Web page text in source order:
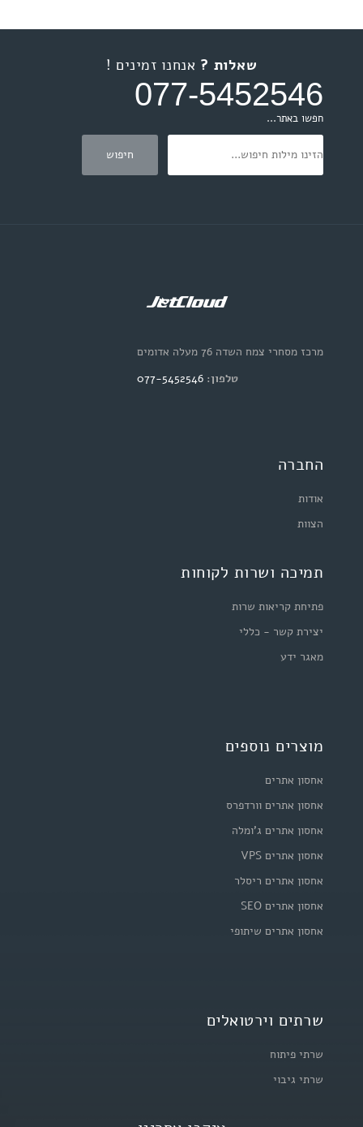
שאלות ? אנחנו זמינים !
077-5452546
חפשו באתר...
מרכז מסחרי צמח השדה 76 מעלה אדומים
טלפון: 077-5452546
החברה
אודות
הצוות
תמיכה ושרות לקוחות
פתיחת קריאות שרות
יצירת קשר - כללי
מאגר ידע
מוצרים נוספים
אחסון אתרים
אחסון אתרים וורדפרס
אחסון אתרים ג'ומלה
אחסון אתרים VPS
אחסון אתרים ריסלר
אחסון אתרים SEO
אחסון אתרים שיתופי
שרתים וירטואלים
שרתי פיתוח
שרתי גיבוי